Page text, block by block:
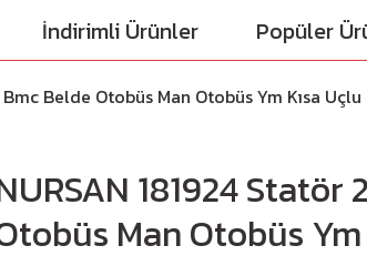
İndirimli Ürünler Popüler
Belde Otobüs Man Otobüs Ym Kısa Uçlu
181924
Man Otobüs Ym